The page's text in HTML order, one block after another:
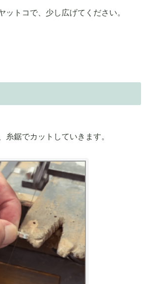
ットコで、少し広げてください。
糸鋸でカットしていきます。